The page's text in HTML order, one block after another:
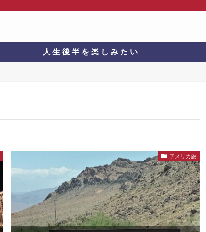
人 生 後 半 を 楽 し み た い
アメリカ旅